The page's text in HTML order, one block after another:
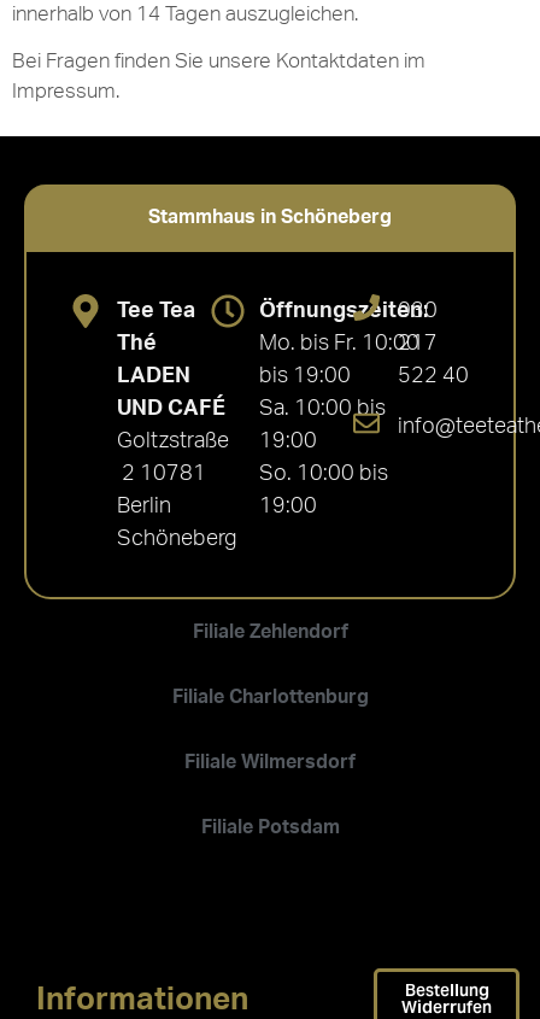
innerhalb von 14 Tagen auszugleichen.
Bei Fragen finden Sie unsere Kontaktdaten im
Impressum.
Stammhaus in Schöneberg
Filiale Zehlendorf
Filiale Charlottenburg
Filiale Wilmersdorf
Filiale Potsdam
Tee Tea
Thé
LADEN
UND CAFÉ
Goltzstraße
2 10781
Berlin
Schöneberg
Öffnungszeiten:
Mo. bis Fr. 10:00
bis 19:00
Sa. 10:00 bis
19:00
So. 10:00 bis
19:00
030
217
522 40
Informationen Bestellung
Widerrufen